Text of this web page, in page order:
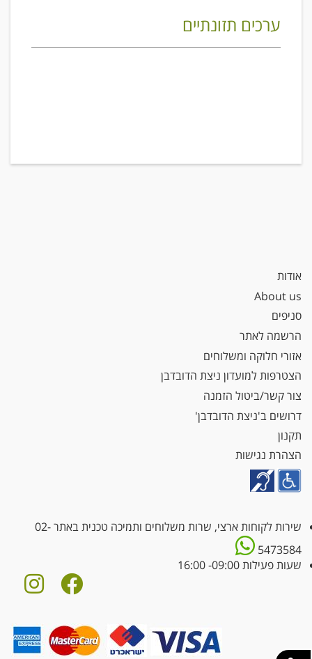
ערכים תזונתיים
אודות
About us
סניפים
הרשמה לאתר
אזורי חלוקה ומשלוחים
הצטרפות למועדון ניצת הדובדבן
צור קשר/ביטול הזמנה
דרושים ב'ניצת הדובדבן'
תקנון
הצהרת נגישות
שירות לקוחות ארצי, שרות משלוחים ותמיכה טכנית באתר02-
5473584
שעות פעילות 09:00- 16:00